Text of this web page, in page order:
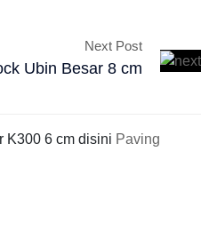
Next Post
Ubin Besar 8 cm
K300 6 cm disini Paving